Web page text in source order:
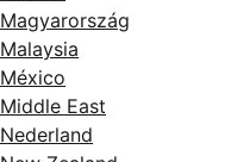
Magyarország
Malaysia
México
Middle East
Nederland